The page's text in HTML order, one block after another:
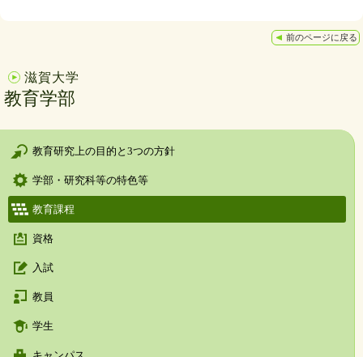
前のページに戻る
滋賀大学
教育学部
教育研究上の目的と3つの方針
学部・研究科等の特色等
教育課程
資格
入試
教員
学生